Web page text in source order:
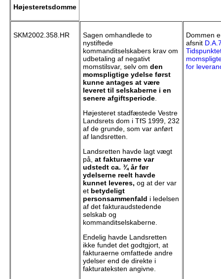
Højesteretsdomme
SKM2002.358.HR
Sagen omhandlede to
nystiftede
kommanditselskabers krav om
udbetaling af negativt
momstilsvar, selv om den
momspligtige ydelse først
kunne antages at være
leveret til selskaberne i en
senere afgiftsperiode.
Højesteret stadfæstede Vestre
Landsrets dom i TfS 1999, 232
af de grunde, som var anført
af landsretten.
Landsretten havde lagt vægt
på, at fakturaerne var
udstedt ca. ¾ år før
ydelserne reelt havde
kunnet leveres, og at der var
et betydeligt
personsammenfald i ledelsen
af det fakturaudstedende
selskab og
kommanditselskaberne.
Endelig havde Landsretten
ikke fundet det godtgjort, at
fakturaerne omfattede andre
ydelser end de direkte i
fakturateksten angivne.
Dommen
afsnit
for